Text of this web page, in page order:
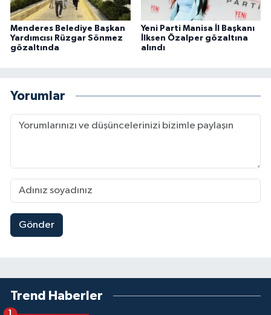
Menderes Belediye Başkan
Yardımcısı Rüzgar Sönmez
gözaltında
Yeni Parti Manisa İl Başkanı
İlksen Özalper gözaltına
alındı
Yorumlar
Gönder
Trend Haberler